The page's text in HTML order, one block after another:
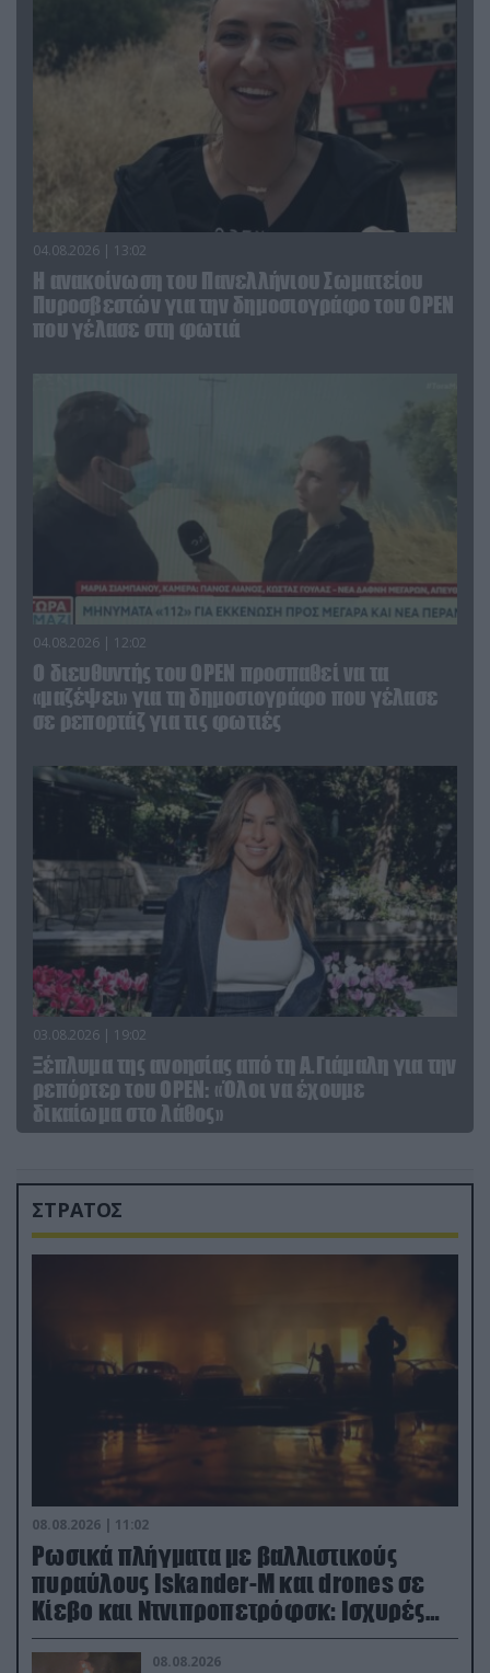
04.08.2026 | 13:02
Η ανακοίνωση του Πανελλήνιου Σωματείου
Πυροσβεστών για την δημοσιογράφο του OPEN
που γέλασε στη φωτιά
04.08.2026 | 12:02
O διευθυντής του OPEN προσπαθεί να τα
«μαζέψει» για τη δημοσιογράφο που γέλασε
σε ρεπορτάζ για τις φωτιές
03.08.2026 | 19:02
Ξέπλυμα της ανοησίας από τη Α.Γιάμαλη για την
ρεπόρτερ του ΟΡΕΝ: «Όλοι να έχουμε
δικαίωμα στο λάθος»
ΣΤΡΑΤΟΣ
08.08.2026 | 11:02
Ρωσικά πλήγματα με βαλλιστικούς
πυραύλους Iskander-M και drones σε
Κίεβο και Ντνιπροπετρόφσκ: Ισχυρές
εκρήξεις
08.08.2026